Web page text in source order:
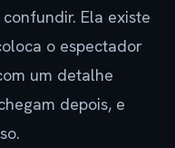
Ela existe
o espectador
um detalhe
depois, e